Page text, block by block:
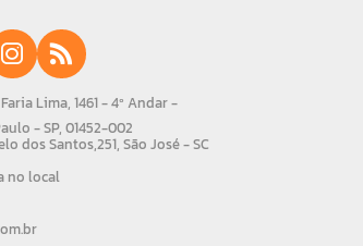
Lima, 1461 - 4º Andar -
- SP, 01452-002
dos Santos,251, São José - SC
no local